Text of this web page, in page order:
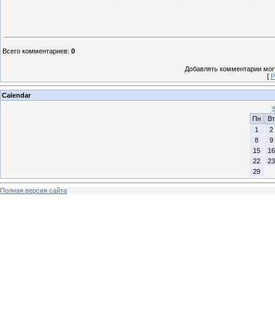
Всего комментариев: 0
Добавлять комментарии
[
Calendar
«
Пн
Вт
1
2
8
9
15
16
22
23
29
Полная версия сайта